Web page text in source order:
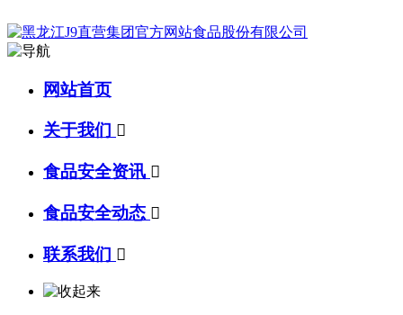
网站首页
关于我们 
食品安全资讯 
食品安全动态 
联系我们 